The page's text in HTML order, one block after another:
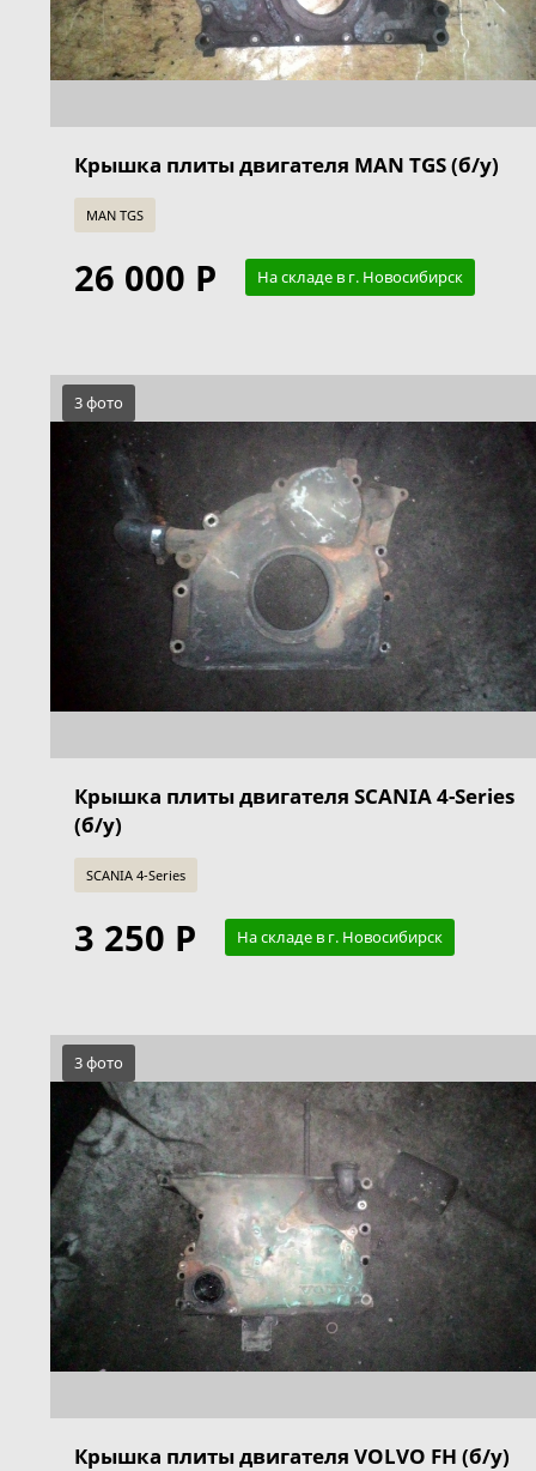
Крышка плиты двигателя MAN TGS (б/у)
MAN TGS
26 000 Р На складе в г. Новосибирск
3 фото
Крышка плиты двигателя SCANIA 4-Series
(б/у)
SCANIA 4-Series
3 250 Р На складе в г. Новосибирск
3 фото
Крышка плиты двигателя VOLVO FH (б/у)